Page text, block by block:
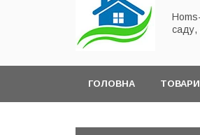
саду,
ГОЛОВНА